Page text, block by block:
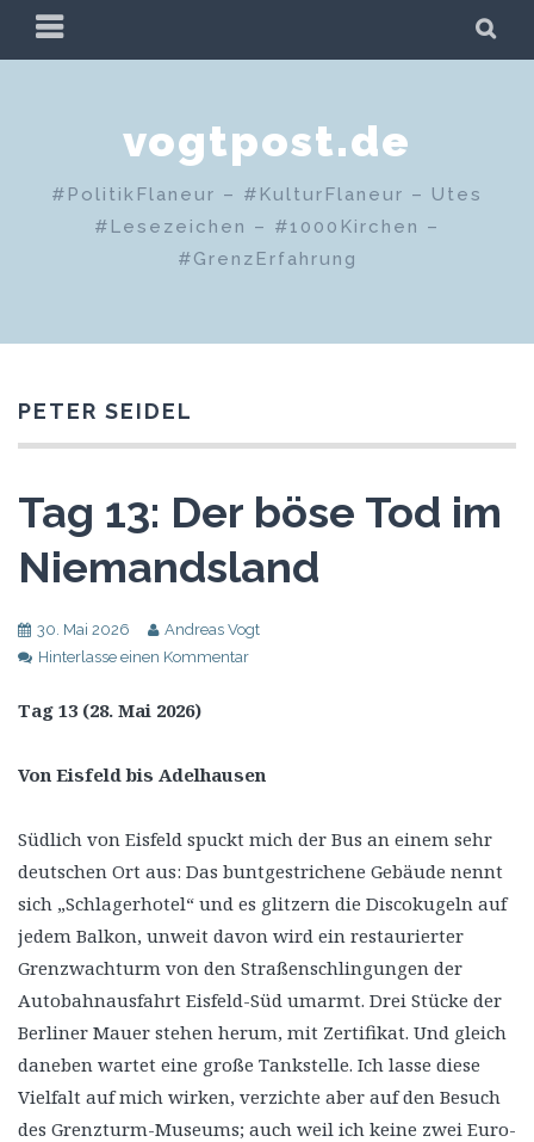
Zum
PRIMÄRES
MENÜ
vogtpost.de
#PolitikFlaneur – #KulturFlaneur – Utes
#Lesezeichen – #1000Kirchen –
#GrenzErfahrung
PETER SEIDEL
Tag 13: Der böse Tod im
Niemandsland
30. Mai 2026
Andreas Vogt
Hinterlasse einen Kommentar
Tag 13 (28. Mai 2026)
Von Eisfeld bis Adelhausen
Südlich von Eisfeld spuckt mich der Bus an einem sehr
deutschen Ort aus: Das buntgestrichene Gebäude nennt
sich „Schlagerhotel“ und es glitzern die Discokugeln auf
jedem Balkon, unweit davon wird ein restaurierter
Grenzwachturm von den Straßenschlingungen der
Autobahnausfahrt Eisfeld-Süd umarmt. Drei Stücke der
Berliner Mauer stehen herum, mit Zertifikat. Und gleich
daneben wartet eine große Tankstelle. Ich lasse diese
Vielfalt auf mich wirken, verzichte aber auf den Besuch
des Grenzturm-Museums; auch weil ich keine zwei Euro-